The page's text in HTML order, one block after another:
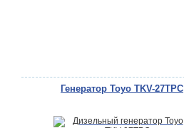
Генератор Toyo TKV-27TPC